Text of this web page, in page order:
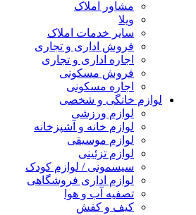
مشاور املاک
ویلا
سایر خدمات املاک
فروش اداری و تجاری
اجاره اداری و تجاری
فروش مسکونی
اجاره مسکونی
لوازم خانگی و شخصی
لوازم ورزشی
لوازم خانه و آشپزخانه
لوازم موسیقی
لوازم تزئینی
سیسمونی / لوازم کودک
لوازم اداری فروشگاهی
تصفیه آب و هوا
کیف و کفش